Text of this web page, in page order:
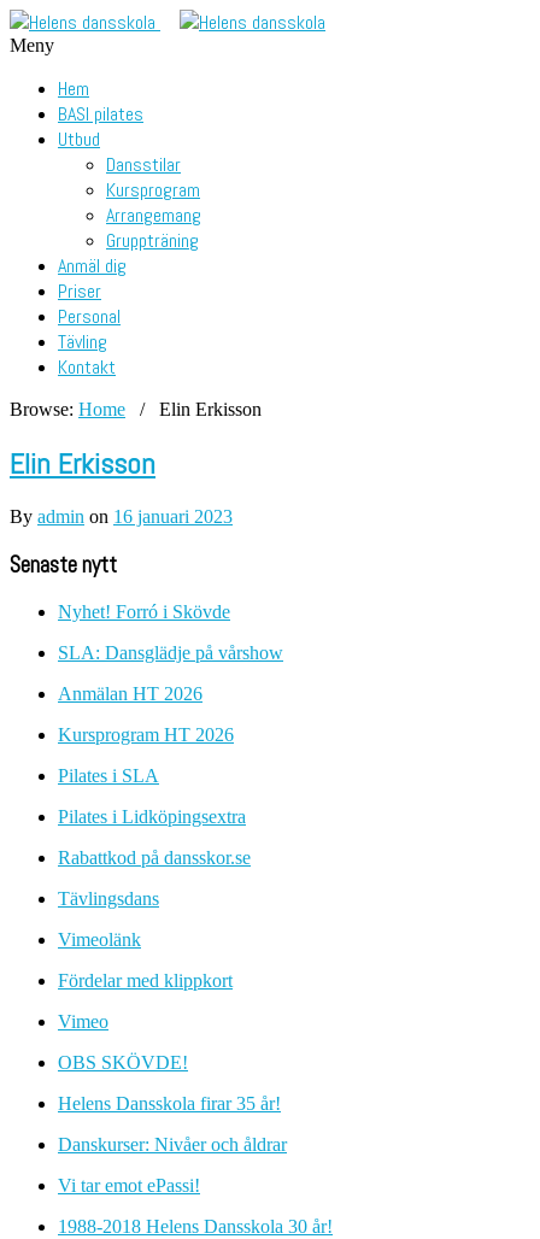
Meny
Hem
BASI pilates
Utbud
Dansstilar
Kursprogram
Arrangemang
Gruppträning
Anmäl dig
Priser
Personal
Tävling
Kontakt
Browse: Home / Elin Erkisson
Elin Erkisson
By admin on 16 januari 2023
Senaste nytt
Nyhet! Forró i Skövde
SLA: Dansglädje på vårshow
Anmälan HT 2026
Kursprogram HT 2026
Pilates i SLA
Pilates i Lidköpingsextra
Rabattkod på dansskor.se
Tävlingsdans
Vimeolänk
Fördelar med klippkort
Vimeo
OBS SKÖVDE!
Helens Dansskola firar 35 år!
Danskurser: Nivåer och åldrar
Vi tar emot ePassi!
1988-2018 Helens Dansskola 30 år!